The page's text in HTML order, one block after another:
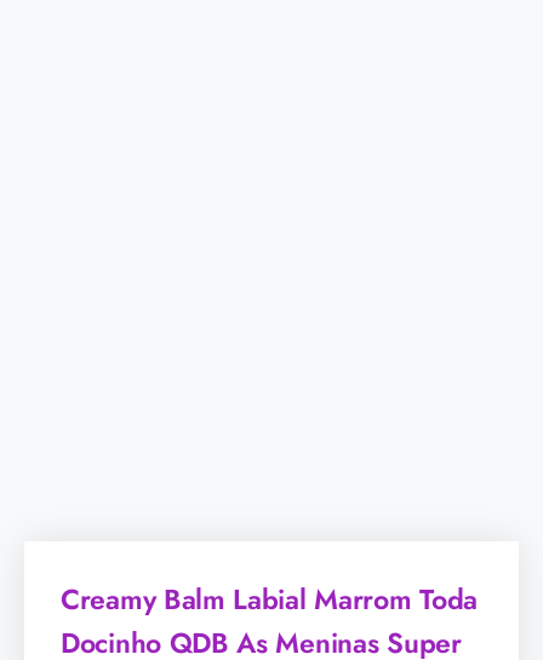
Creamy Balm Labial Marrom Toda
Docinho QDB As Meninas Super